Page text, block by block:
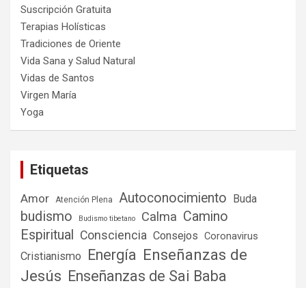
Suscripción Gratuita
Terapias Holísticas
Tradiciones de Oriente
Vida Sana y Salud Natural
Vidas de Santos
Virgen María
Yoga
Etiquetas
Amor Atención Plena Autoconocimiento Buda
budismo Budismo tibetano Calma Camino
Espiritual
Consciencia Consejos Coronavirus
Cristianismo Energía Enseñanzas de
Jesús Enseñanzas de Sai Baba